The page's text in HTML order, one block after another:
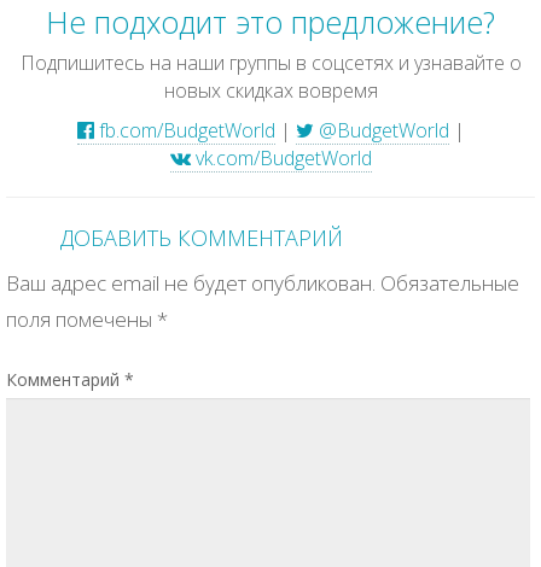
Не подходит это предложение?
Подпишитесь на наши группы в соцсетях и узнавайте о
новых скидках вовремя
fb.com/BudgetWorld | @BudgetWorld |
vk.com/BudgetWorld
ДОБАВИТЬ КОММЕНТАРИЙ
Ваш адрес email не будет опубликован. Обязательные
поля помечены *
Комментарий *